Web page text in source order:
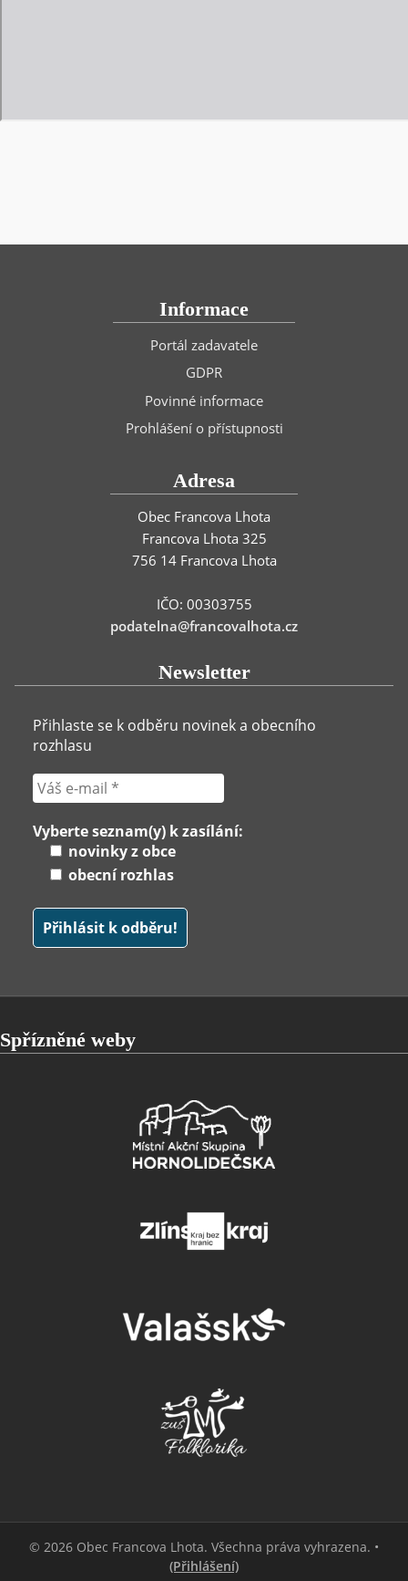
Informace
Portál zadavatele
GDPR
Povinné informace
Prohlášení o přístupnosti
Adresa
Obec Francova Lhota
Francova Lhota 325
756 14 Francova Lhota
IČO: 00303755
podatelna@francovalhota.cz
Newsletter
Přihlaste se k odběru novinek a obecního
rozhlasu
Vyberte seznam(y) k zasílání:
novinky z obce
obecní rozhlas
Spřízněné weby
© 2026 Obec Francova Lhota. Všechna práva vyhrazena. •
(Přihlášení)